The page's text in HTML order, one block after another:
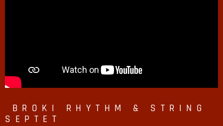
BROKI RHYTHM & STRING
SEPTET